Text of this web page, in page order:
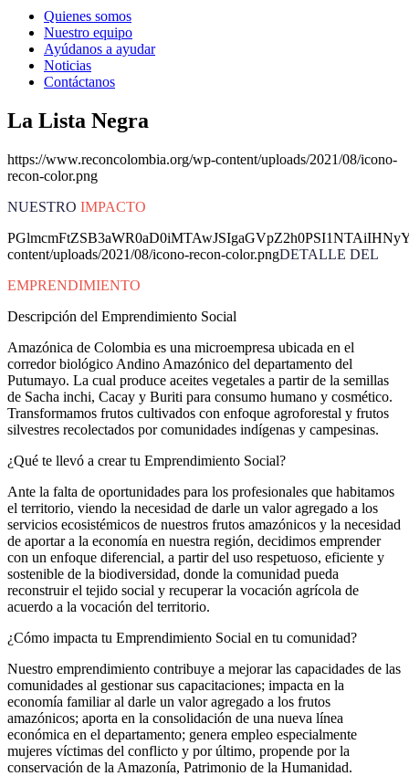
Quienes somos
Nuestro equipo
Ayúdanos a ayudar
Noticias
Contáctanos
La Lista Negra
https://www.reconcolombia.org/wp-content/uploads/2021/08/icono-
recon-color.png
NUESTRO IMPACTO
content/uploads/2021/08/icono-recon-color.pngDETALLE DEL
EMPRENDIMIENTO
Descripción del Emprendimiento Social
Amazónica de Colombia es una microempresa ubicada en el
corredor biológico Andino Amazónico del departamento del
Putumayo. La cual produce aceites vegetales a partir de la semillas
de Sacha inchi, Cacay y Buriti para consumo humano y cosmético.
Transformamos frutos cultivados con enfoque agroforestal y frutos
silvestres recolectados por comunidades indígenas y campesinas.
¿Qué te llevó a crear tu Emprendimiento Social?
Ante la falta de oportunidades para los profesionales que habitamos
el territorio, viendo la necesidad de darle un valor agregado a los
servicios ecosistémicos de nuestros frutos amazónicos y la necesidad
de aportar a la economía en nuestra región, decidimos emprender
con un enfoque diferencial, a partir del uso respetuoso, eficiente y
sostenible de la biodiversidad, donde la comunidad pueda
reconstruir el tejido social y recuperar la vocación agrícola de
acuerdo a la vocación del territorio.
¿Cómo impacta tu Emprendimiento Social en tu comunidad?
Nuestro emprendimiento contribuye a mejorar las capacidades de las
comunidades al gestionar sus capacitaciones; impacta en la
economía familiar al darle un valor agregado a los frutos
amazónicos; aporta en la consolidación de una nueva línea
económica en el departamento; genera empleo especialmente
mujeres víctimas del conflicto y por último, propende por la
conservación de la Amazonía, Patrimonio de la Humanidad.